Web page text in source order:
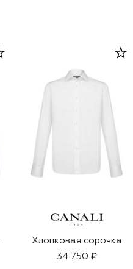
Хлопковая сорочка
34 750 ₽